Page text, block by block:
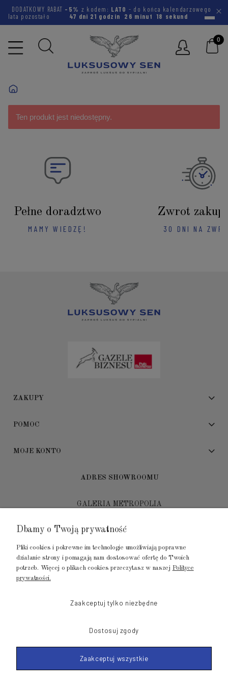
DODATKOWY RABAT -5% z kodem: LATO - do końca kalendarzowego
lata pozostało
47 dni 21 godzin 26 minut 18 sekund
Ten produkt jest niedostępny.
Pełne doradztwo
MAMY WIEDZĘ!
Zwrot
30 DNI NA
ZAKUPY
POMOC
MOJE KONTO
ADRES SHOWROOMU
GALERIA METROPOLIA
80-452 Gdańsk
tel.: 502 104 104
mail: biuro@luksusowysen.pl
Made with
Dbamy o Twoją prywatność
Pliki cookies i pokrewne im technologie umożliwiają poprawne
działanie strony i pomagają nam dostosować ofertę do Twoich
potrzeb. Więcej o plikach cookies przeczytasz w naszej Polityce
prywatności.
Zaakceptuj tylko niezbędne
Dostosuj zgody
Zaakceptuj wszystkie